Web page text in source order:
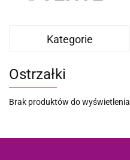
Kategorie
Ostrzałki
Brak produktów do wyświetlenia